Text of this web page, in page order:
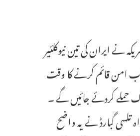
نے ایران کی تین نیوکلئیر
۔ اب امن قائم کرنے کا وقت
حملے کردئے جائیں گے ۔
تلسی گبارڈ نے یہ واضح